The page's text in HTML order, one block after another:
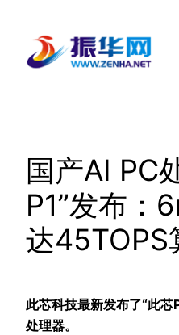
国产AI PC
P1”发布：
达45TOPS
此芯科技最新发布了“此
处理器。